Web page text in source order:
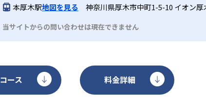
本厚木駅地図を見る 神奈川県厚木市中町1-5-10 イオン厚
当サイトからの問い合わせは現在できません
コース 料金詳細